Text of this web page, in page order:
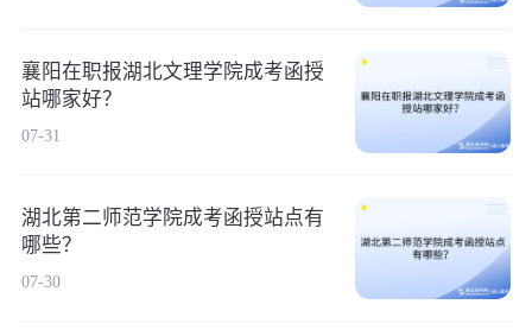
襄阳在职报湖北文理学院成考函授
站哪家好？
07-31
湖北第二师范学院成考函授站点有
哪些？
07-30